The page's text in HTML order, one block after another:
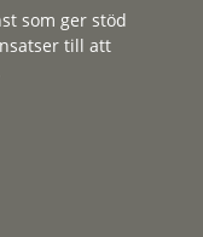
som ger stöd
till att